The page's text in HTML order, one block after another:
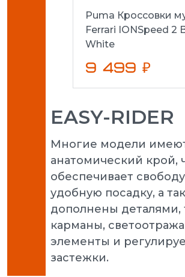
Puma Кроссовки
Ferrari IONSpeed 2
White
9 499 ₽
EASY-RIDER
Многие модели
анатомический крой,
обеспечивает
удобную посадку, а
дополнены деталями,
карманы,
элементы и
застежки.